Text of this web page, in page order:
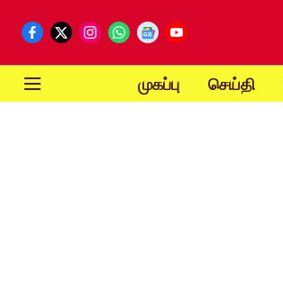
முகப்பு செய்தி